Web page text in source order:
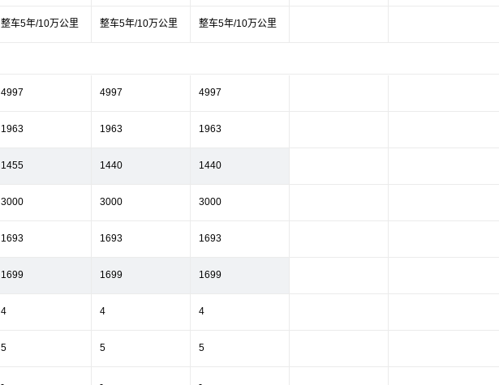
整车5年/10万公里 整车5年/10万公里 整车5年/10万公里
4997 4997 4997
1963 1963 1963
1455 1440 1440
3000 3000 3000
1693 1693 1693
1699 1699 1699
4 4 4
5 5 5